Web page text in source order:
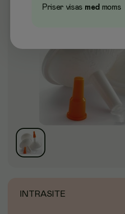
INTRASITE
Priser visas med moms